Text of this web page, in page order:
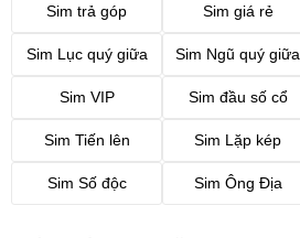
Sim trả góp Sim giá rẻ
Sim Lục quý giữa Sim Ngũ quý giữa
Sim VIP Sim đầu số cổ
Sim Tiến lên Sim Lặp kép
Sim Số độc Sim Ông Địa